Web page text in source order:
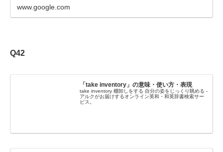
www.google.com
Q42
「take inventory」の意味・使い方・表現
take inventory 棚卸しをする 自分の姿をじっくり眺める -
アルクがお届けするオンライン英和・和英辞書検索サー
ビス。